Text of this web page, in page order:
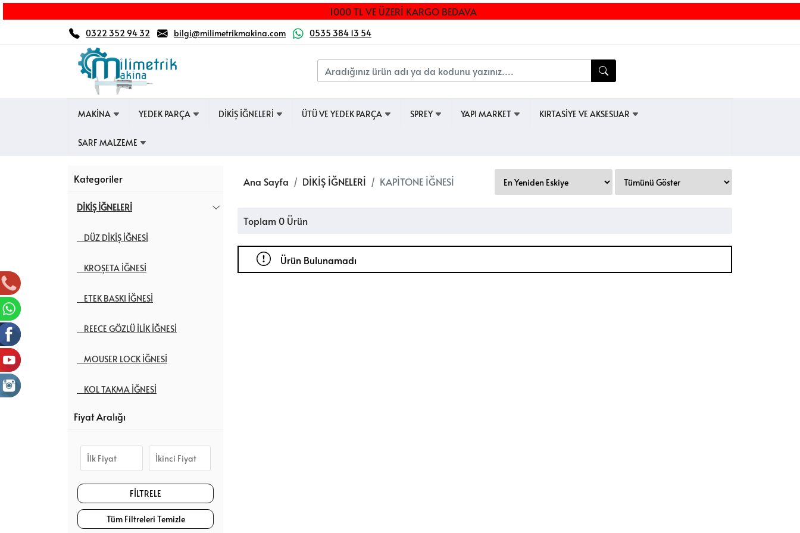
1000 TL VE ÜZERİ KARGO BEDAVA
0322 352 94 32 bilgi@milimetrikmakina.com 0535 384 13 54
MAKİNA YEDEK PARÇA DİKİŞ İĞNELERİ ÜTÜ VE YEDEK PARÇA SPREY YAPI MARKET KIRTASİYE VE AKSESUAR
SARF MALZEME
Kategoriler
DİKİŞ İĞNELERİ
DÜZ DİKİŞ İĞNESİ
KROŞETA İĞNESİ
ETEK BASKI İĞNESİ
REECE GÖZLÜ İLİK İĞNESİ
MOUSER LOCK İĞNESİ
KOL TAKMA İĞNESİ
SAYA İĞNESİ
SPESİYAL İĞNE ÇEŞİTLERİ
REMAYÖZ DİKİŞ İĞNESİ
Fiyat Aralığı
Tüm Filtreleri Temizle
Ana Sayfa DİKİŞ İĞNELERİ KAPİTONE İĞNESİ
Toplam 0 Ürün
Ürün Bulunamadı